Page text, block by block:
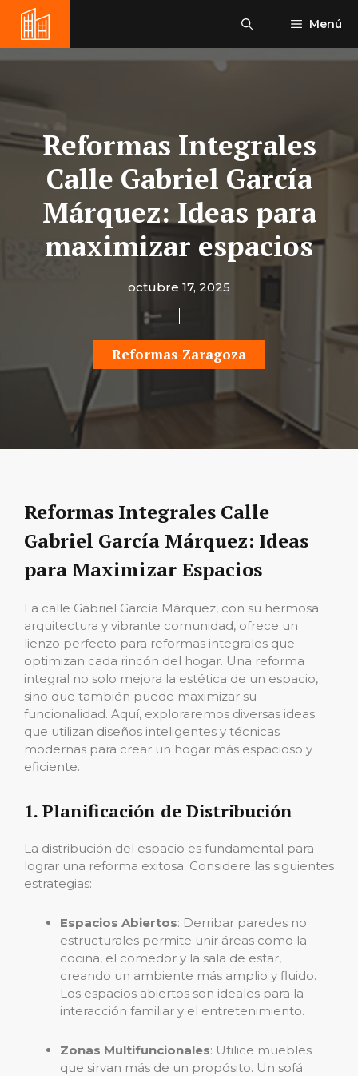
Saltar
contenido
Menú
Reformas Integrales
Calle Gabriel García
Márquez: Ideas para
maximizar espacios
octubre 17, 2025
Reformas-Zaragoza
Reformas Integrales Calle
Gabriel García Márquez: Ideas
para Maximizar Espacios
La calle Gabriel García Márquez, con su hermosa
arquitectura y vibrante comunidad, ofrece un
lienzo perfecto para reformas integrales que
optimizan cada rincón del hogar. Una reforma
integral no solo mejora la estética de un espacio,
sino que también puede maximizar su
funcionalidad. Aquí, exploraremos diversas ideas
que utilizan diseños inteligentes y técnicas
modernas para crear un hogar más espacioso y
eficiente.
1. Planificación de Distribución
La distribución del espacio es fundamental para
lograr una reforma exitosa. Considere las siguientes
estrategias:
Espacios Abiertos: Derribar paredes no
estructurales permite unir áreas como la
cocina, el comedor y la sala de estar,
creando un ambiente más amplio y fluido.
Los espacios abiertos son ideales para la
interacción familiar y el entretenimiento.
Zonas Multifuncionales: Utilice muebles
que sirvan más de un propósito. Un sofá